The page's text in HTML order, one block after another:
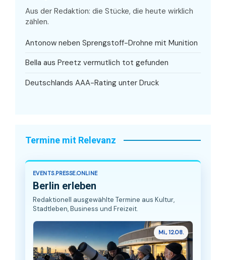
Aus der Redaktion: die Stücke, die heute wirklich
zählen.
Antonow neben Sprengstoff-Drohne mit Munition
Bella aus Preetz vermutlich tot gefunden
Deutschlands AAA-Rating unter Druck
Termine mit Relevanz
EVENTS.PRESSE.ONLINE
Berlin erleben
Redaktionell ausgewählte Termine aus Kultur,
Stadtleben, Business und Freizeit.
Mi., 12.08.